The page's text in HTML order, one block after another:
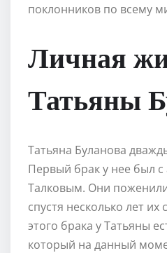
поклонников по всему
Личная
Татьяны
Татьяна Буланова
Первый брак у нее был
Талковым. Они
спустя несколько лет их
этого брака у Татьяны
который на данный